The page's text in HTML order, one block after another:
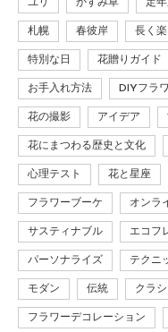
ユリ かすみ草 定
札幌 春彼岸 長く
特別な日 花贈りガイド
お手入れ方法 DIYフラ
花の撮影 アイデア
花にまつわる歴史と文化
心理テスト 花と星座
フラワーブーケ オンラ
サスティナブル エコフ
パーソナライズ テクニ
モダン 伝統 クラ
フラワーデコレーション